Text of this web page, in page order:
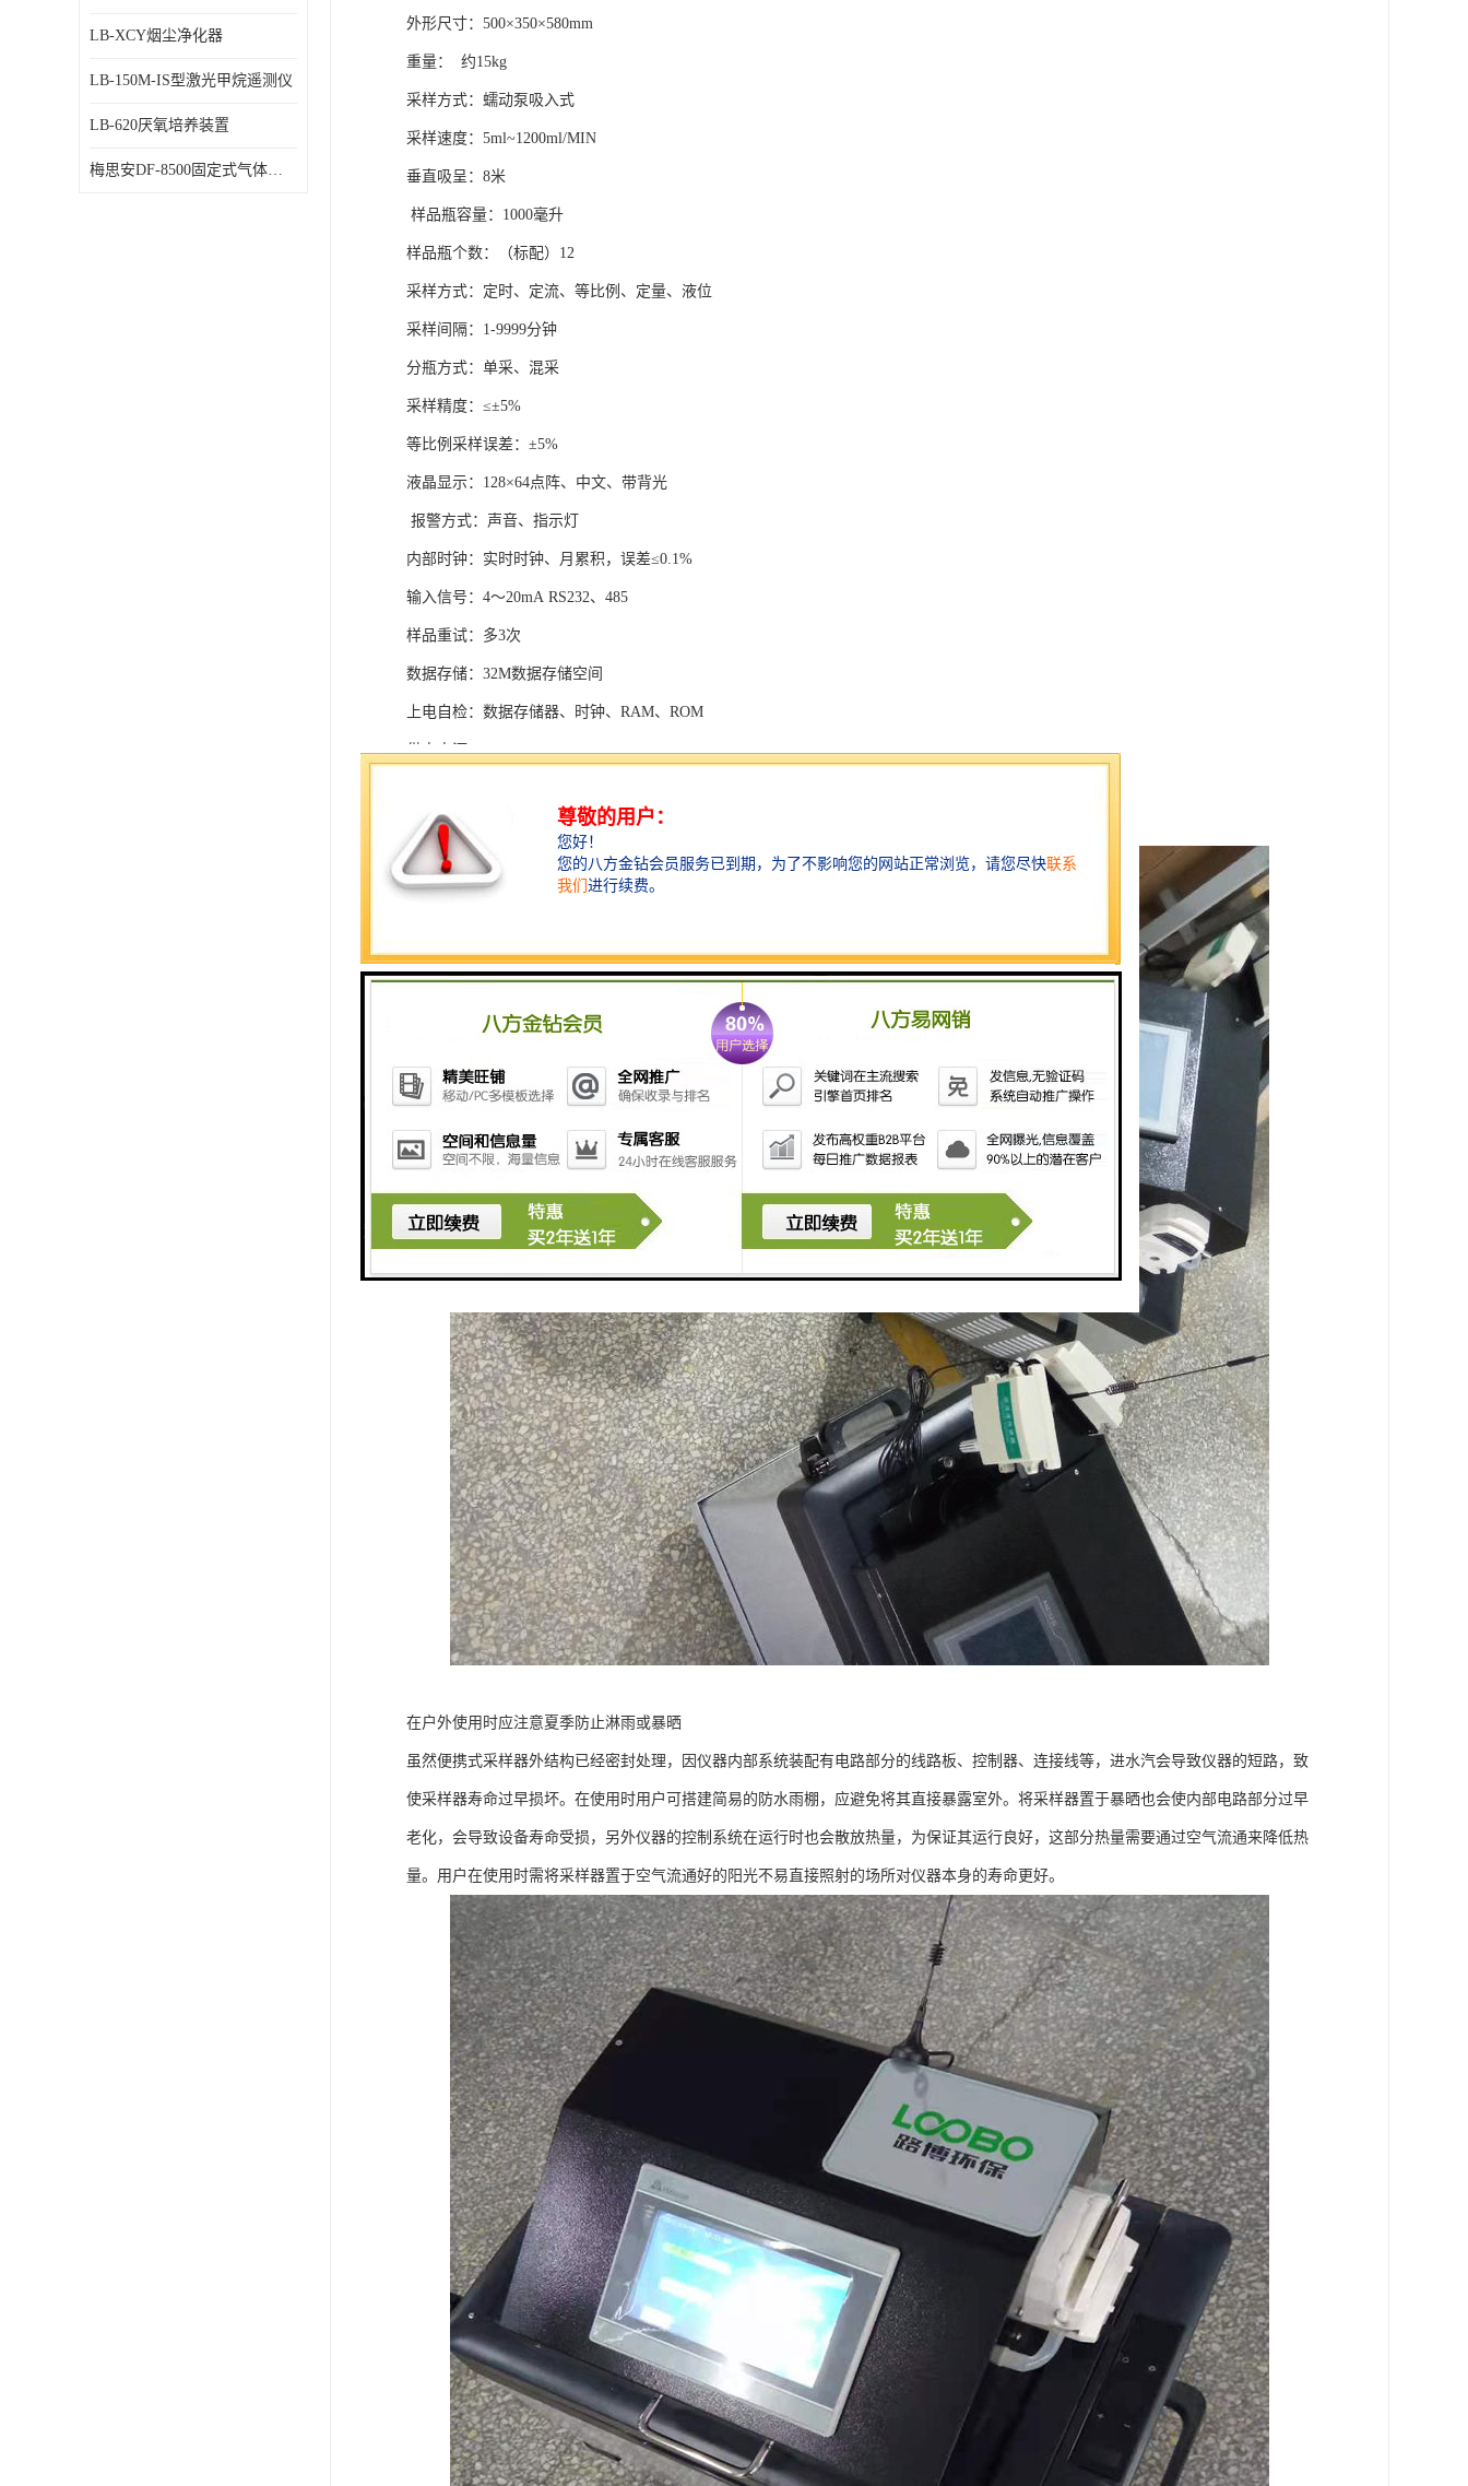
LB-XCY烟尘净化器
LB-150M-IS型激光甲烷遥测仪
LB-620厌氧培养装置
梅思安DF-8500固定式气体检测仪
外形尺寸：500×350×580mm
重量： 约15kg
采样方式：蠕动泵吸入式
采样速度：5ml~1200ml/MIN
垂直吸呈：8米
样品瓶容量：1000毫升
样品瓶个数：（标配）12
采样方式：定时、定流、等比例、定量、液位
采样间隔：1-9999分钟
分瓶方式：单采、混采
采样精度：≤±5%
等比例采样误差：±5%
液晶显示：128×64点阵、中文、带背光
报警方式：声音、指示灯
内部时钟：实时时钟、月累积，误差≤0.1%
输入信号：4～20mA RS232、485
样品重试：多3次
数据存储：32M数据存储空间
上电自检：数据存储器、时钟、RAM、ROM
供电电源：AC220V DC+12V
过载保护：15A 热熔保险丝
在户外使用时应注意夏季防止淋雨或暴晒
虽然便携式采样器外结构已经密封处理，因仪器内部系统装配有电路部分的线路板、控制器、连接线等，进水汽会导致仪器的短路，致
使采样器寿命过早损坏。在使用时用户可搭建简易的防水雨棚，应避免将其直接暴露室外。将采样器置于暴晒也会使内部电路部分过早
老化，会导致设备寿命受损，另外仪器的控制系统在运行时也会散放热量，为保证其运行良好，这部分热量需要通过空气流通来降低热
量。用户在使用时需将采样器置于空气流通好的阳光不易直接照射的场所对仪器本身的寿命更好。